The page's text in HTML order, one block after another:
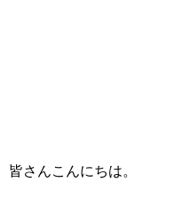
皆さんこんにちは。